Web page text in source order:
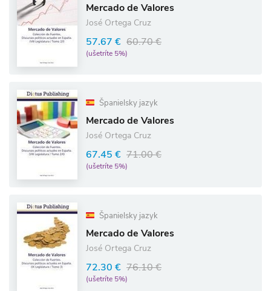
Mercado de Valores
José Ortega Cruz
57.67 € 60.70 €
(ušetríte 5%)
Španielsky jazyk
Mercado de Valores
José Ortega Cruz
67.45 € 71.00 €
(ušetríte 5%)
Španielsky jazyk
Mercado de Valores
José Ortega Cruz
72.30 € 76.10 €
(ušetríte 5%)